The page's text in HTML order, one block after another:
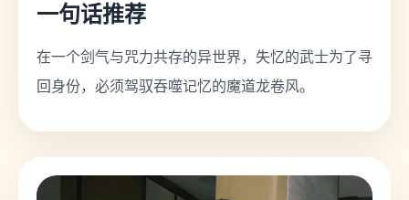
一句话推荐
在一个剑气与咒力共存的异世界，失忆的武士为了寻
回身份，必须驾驭吞噬记忆的魔道龙卷风。